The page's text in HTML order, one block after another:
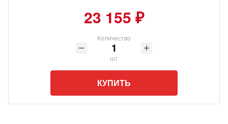
23 155 ₽
Количество
шт
КУПИТЬ